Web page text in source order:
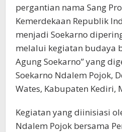
pergantian nama Sang
Kemerdekaan Republik
menjadi Soekarno
melalui kegiatan budaya
Agung Soekarno” yang
Soekarno Ndalem Pojok,
Wates, Kabupaten Kediri,
Kegiatan yang diinisiasi
Ndalem Pojok bersama